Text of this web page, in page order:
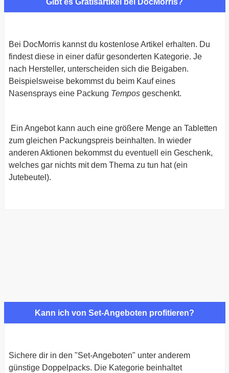
Gibt es Gratisartikel bei DocMorris?
Bei DocMorris kannst du kostenlose Artikel erhalten. Du
findest diese in einer dafür gesonderten Kategorie. Je
nach Hersteller, unterscheiden sich die Beigaben.
Beispielsweise bekommst du beim Kauf eines
Nasensprays eine Packung Temposgeschenkt.
Ein Angebot kann auch eine größere Menge an Tabletten
zum gleichen Packungspreis beinhalten. In wieder
anderen Aktionen bekommst du eventuell ein Geschenk,
welches gar nichts mit dem Thema zu tun hat (ein
Jutebeutel).
Kann ich von Set-Angeboten profitieren?
Sichere dir in den "Set-Angeboten" unter anderem
günstige Doppelpacks. Die Kategorie beinhaltet